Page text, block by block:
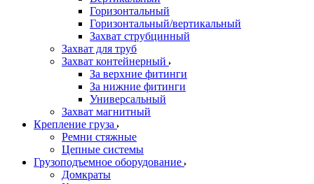
Горизонтальный
Горизонтальный/вертикальный
Захват струбцинный
Захват для труб
Захват контейнерный
За верхние фитинги
За нижние фитинги
Универсальный
Захват магнитный
Крепление груза
Ремни стяжные
Цепные системы
Грузоподъемное оборудование
Домкраты